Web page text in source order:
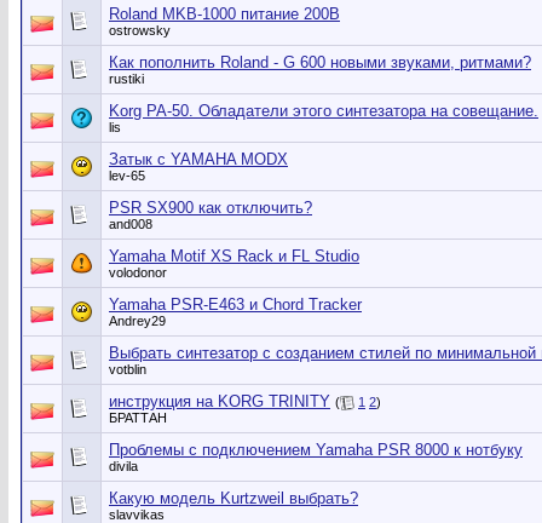
Roland MKB-1000 питание 200В
ostrowsky
Как пополнить Roland - G 600 новыми звуками, ритмами?
rustiki
Korg PA-50. Обладатели этого синтезатора на совещание.
lis
Затык с YAMAHA MODX
lev-65
PSR SX900 как отключить?
and008
Yamaha Motif XS Rack и FL Studio
volodonor
Yamaha PSR-E463 и Chord Tracker
Andrey29
Выбрать синтезатор с созданием стилей по минимальной
votblin
инструкция на KORG TRINITY ( 1 2)
БРАТТАН
Проблемы с подключением Yamaha PSR 8000 к нотбуку
divila
Какую модель Kurtzweil выбрать?
slavvikas